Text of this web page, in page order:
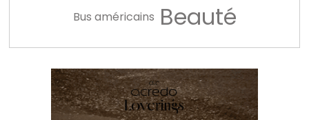
Bus américains Beauté